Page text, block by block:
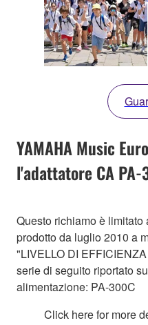
YAMAHA Music
l'adattatore CA PA-
Questo richiamo è
prodotto da luglio 2010 a
"LIVELLO DI
serie di seguito riportato
alimentazione: PA-300C
Click here for more